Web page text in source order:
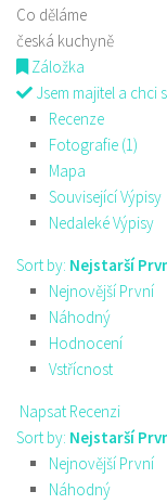
Co děláme
česká kuchyně
Záložka
Jsem majitel a chci
Recenze
Fotografie (1)
Mapa
Související Výpisy
Nedaleké Výpisy
Sort by: Nejstarší
Nejnovější První
Náhodný
Hodnocení
Vstřícnost
Napsat Recenzi
Sort by: Nejstarší
Nejnovější První
Náhodný